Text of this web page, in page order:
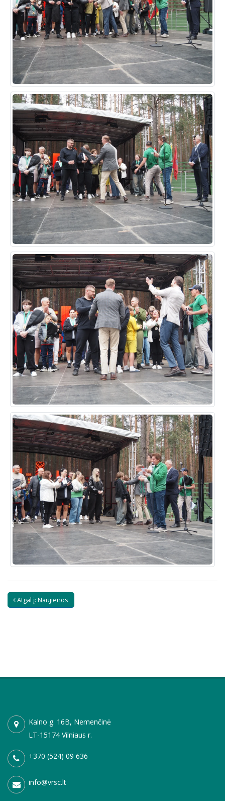
Atgal į: Naujienos
Kalno g. 16B, Nemenčinė
LT-15174 Vilniaus r.
+370 (524) 09 636
info@vrsc.lt